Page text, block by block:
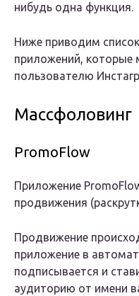
нибудь одна функция.
Ниже приводим
приложений, которые
пользователю
Массфоловинг
PromoFlow
Приложение
продвижения
Продвижение
приложение в
подписывается и
аудиторию от имени